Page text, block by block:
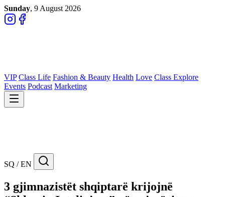
Sunday, 9 August 2026
VIP Class Life Fashion & Beauty Health Love Class Explore
Events Podcast Marketing
SQ / EN
3 gjimnazistët shqiptarë krijojnë